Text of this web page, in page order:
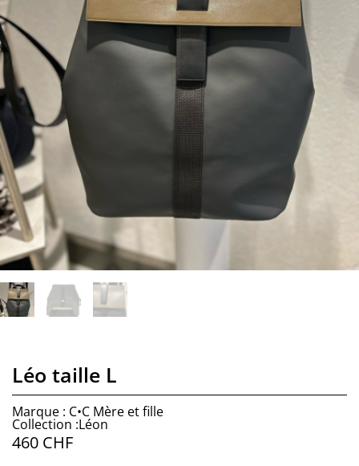
Léo taille L
Marque : C•C Mère et fille
Collection :Léon
460 CHF